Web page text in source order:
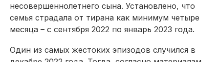
несовершеннолетнего сына. Установлено, что
семья страдала от тирана как минимум четыре
месяца – с сентября 2022 по январь 2023 года.
Один из самых жестоких эпизодов случился в